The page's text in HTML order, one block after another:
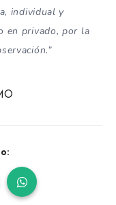
individual y
en privado, por la